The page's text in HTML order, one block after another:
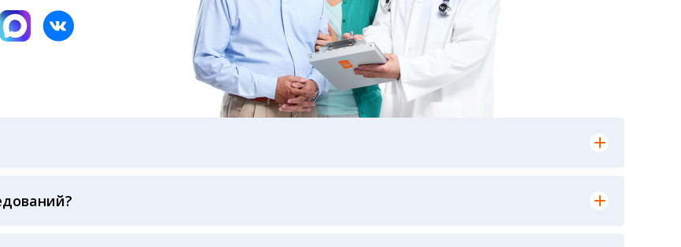
оплате
соблюдением международных стандартов выполнения лабораторных исследований и